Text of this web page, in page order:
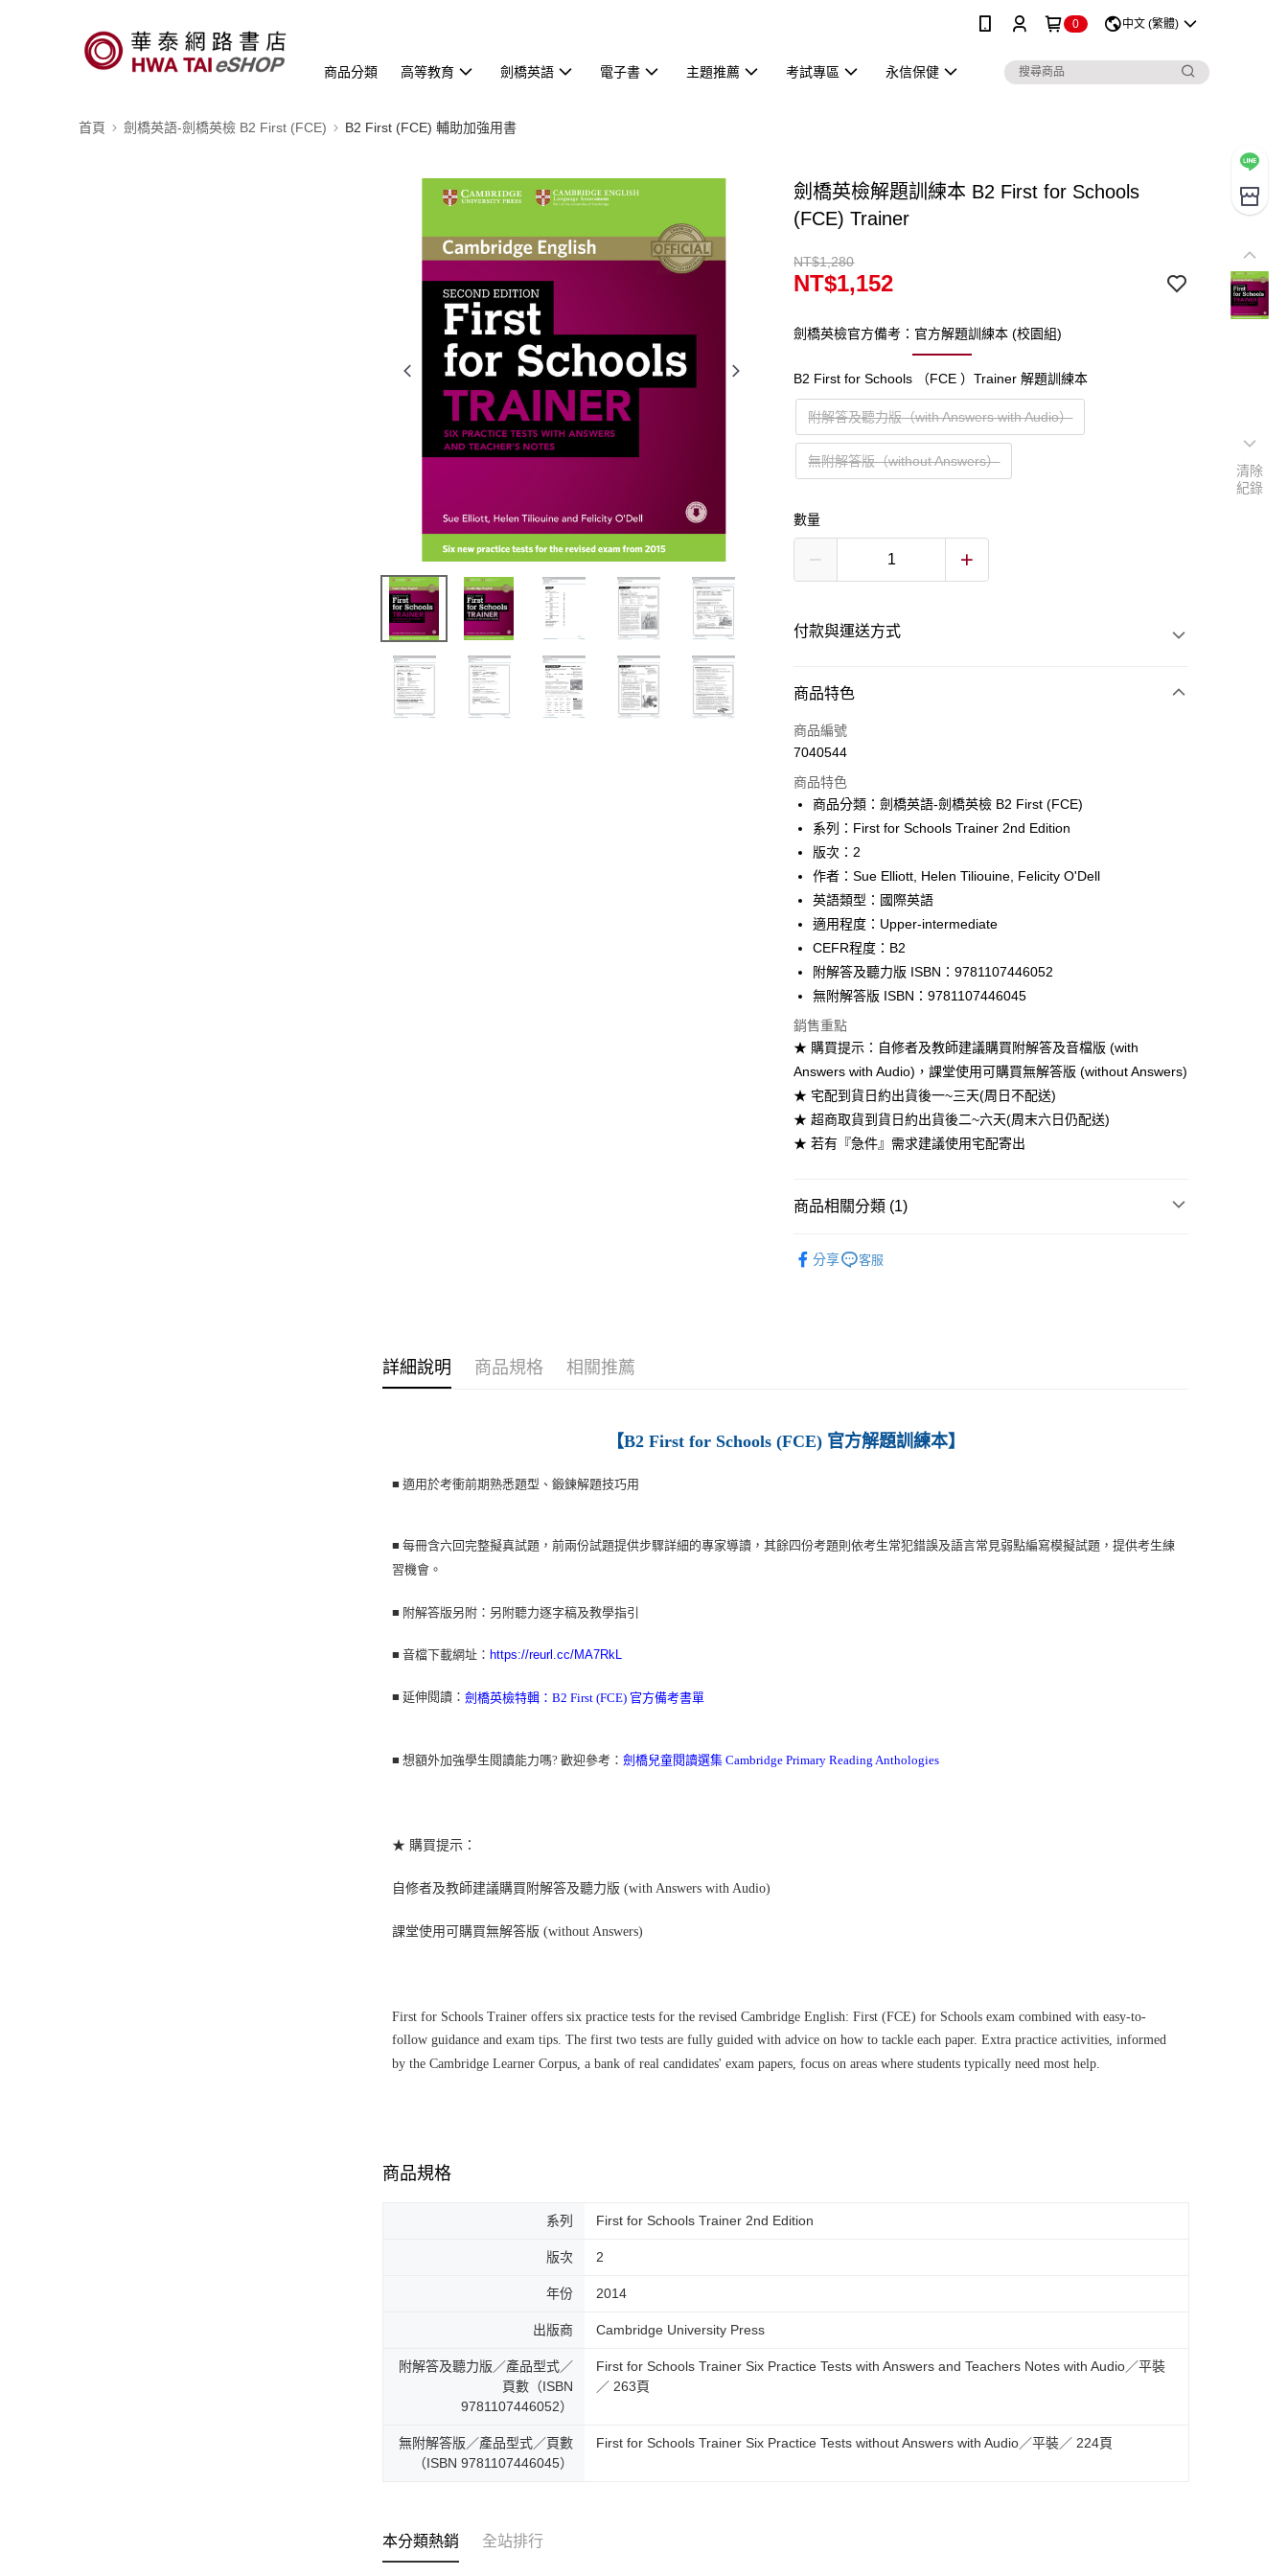
0 中文 (繁體)
商品分類 高等教育 劍橋英語 電子書 主題推薦 考試專區 永信保健
首頁 劍橋英語-劍橋英檢 B2 First (FCE) B2 First (FCE) 輔助加強用書
劍橋英檢解題訓練本 B2 First for Schools
(FCE) Trainer
NT$1,280
NT$1,152
劍橋英檢官方備考：官方解題訓練本 (校園組)
B2 First for Schools （FCE ）Trainer 解題訓練本
附解答及聽力版（with Answers with Audio）
無附解答版（without Answers）
數量
付款與運送方式
付款方式
信用卡一次付款
Apple Pay
Google Pay
ATM付款
運送方式
全家取貨付款
每筆NT$60
付款後全家取貨
每筆NT$60
7-11取貨付款
每筆NT$60
付款後7-11取貨
宅配-台灣本島
商品特色
商品編號
7040544
商品特色
商品分類：劍橋英語-劍橋英檢 B2 First (FCE)
系列：First for Schools Trainer 2nd Edition
版次：2
作者：Sue Elliott, Helen Tiliouine, Felicity O'Dell
英語類型：國際英語
適用程度：Upper-intermediate
CEFR程度：B2
附解答及聽力版 ISBN：9781107446052
無附解答版 ISBN：9781107446045
銷售重點
★ 購買提示：自修者及教師建議購買附解答及音檔版 (with
Answers with Audio)，課堂使用可購買無解答版 (without Answers)
★ 宅配到貨日約出貨後一~三天(周日不配送)
★ 超商取貨到貨日約出貨後二~六天(周末六日仍配送)
★ 若有『急件』需求建議使用宅配寄出
商品相關分類 (1)
分享
客服
詳細說明 商品規格 相關推薦
【B2 First for Schools (FCE) 官方解題訓練本】
■適用於考衝前期熟悉題型、鍛鍊解題技巧用
■每冊含六回完整擬真試題，前兩份試題提供步驟詳細的專家導讀，其餘四份考題則依考生常犯錯誤及語言常見弱點編寫模擬試題，提供考生練
習機會。
■ 附解答版另附： 另附聽力逐字稿及教學指引
■音檔下載網址：https://reurl.cc/MA7RkL
■ 延伸閱讀：劍橋英檢特輯：B2 First (FCE) 官方備考書單
■想額外加強學生閱讀能力嗎? 歡迎參考：劍橋兒童閱讀選集 Cambridge Primary Reading Anthologies
★ 購買提示：
自修者及教師建議購買附解答及聽力版 (with Answers with Audio)
課堂使用可購買無解答版 (without Answers)
First for Schools Trainer offers six practice tests for the revised Cambridge English: First (FCE) for Schools exam combined with easy-to-
follow guidance and exam tips. The first two tests are fully guided with advice on how to tackle each paper. Extra practice activities, informed
by the Cambridge Learner Corpus, a bank of real candidates' exam papers, focus on areas where students typically need most help.
商品規格
系列 First for Schools Trainer 2nd Edition
版次 2
年份 2014
出版商 Cambridge University Press
附解答及聽力版／產品型式／
頁數（ISBN
9781107446052）
First for Schools Trainer Six Practice Tests with Answers and Teachers Notes with Audio／平裝
／ 263頁
無附解答版／產品型式／頁數
（ISBN 9781107446045）
First for Schools Trainer Six Practice Tests without Answers with Audio／平裝／ 224頁
本分類熱銷 全站排行
清除
紀錄